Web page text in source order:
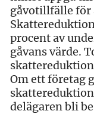
gåvotillfälle för
procent av
gåvans värde.
Om ett företag
delägaren bli